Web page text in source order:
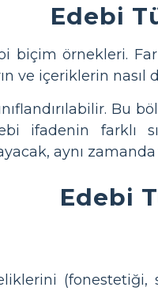
Edebi
biçim örnekleri.
ve içeriklerin nasıl
Bu
ifadenin farklı
aynı
Edebi
(fonestetiği,